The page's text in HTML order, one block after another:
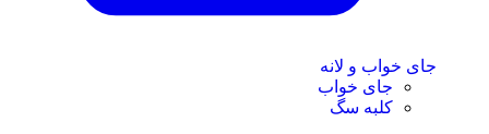
جای خواب و لانه
جای خواب
کلبه سگ